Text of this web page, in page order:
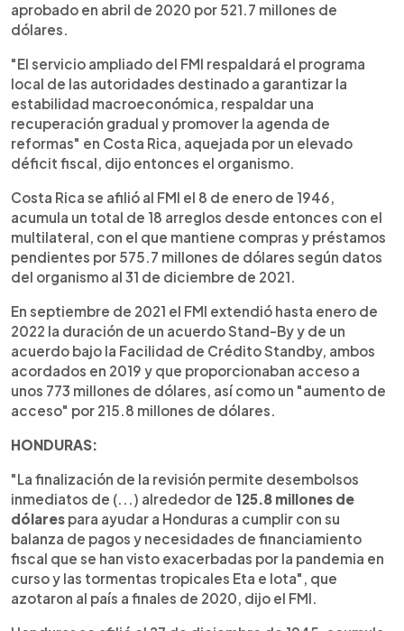
aprobado en abril de 2020 por 521.7 millones de
dólares.
"El servicio ampliado del FMI respaldará el programa
local de las autoridades destinado a garantizar la
estabilidad macroeconómica, respaldar una
recuperación gradual y promover la agenda de
reformas" en Costa Rica, aquejada por un elevado
déficit fiscal, dijo entonces el organismo.
Costa Rica se afilió al FMI el 8 de enero de 1946,
acumula un total de 18 arreglos desde entonces con el
multilateral, con el que mantiene compras y préstamos
pendientes por 575.7 millones de dólares según datos
del organismo al 31 de diciembre de 2021.
En septiembre de 2021 el FMI extendió hasta enero de
2022 la duración de un acuerdo Stand-By y de un
acuerdo bajo la Facilidad de Crédito Standby, ambos
acordados en 2019 y que proporcionaban acceso a
unos 773 millones de dólares, así como un "aumento de
acceso" por 215.8 millones de dólares.
HONDURAS:
"La finalización de la revisión permite desembolsos
inmediatos de (...) alrededor de 125.8 millones de
dólares para ayudar a Honduras a cumplir con su
balanza de pagos y necesidades de financiamiento
fiscal que se han visto exacerbadas por la pandemia en
curso y las tormentas tropicales Eta e Iota", que
azotaron al país a finales de 2020, dijo el FMI.